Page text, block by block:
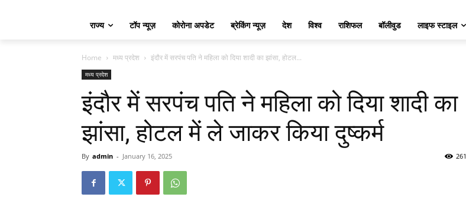
राज्य टॉप न्यूज़ कोरोना अपडेट ब्रेकिंग न्यूज़ देश विश्व राशिफल बॉलीवुड लाइफ स्टाइल
Home मध्य प्रदेश इंदौर में सरपंच पति ने महिला को दिया शादी का झांसा, होटल...
मध्य प्रदेश
इंदौर में सरपंच पति ने महिला को दिया शादी का
झांसा, होटल में ले जाकर किया दुष्कर्म
By admin - January 16, 2025 261